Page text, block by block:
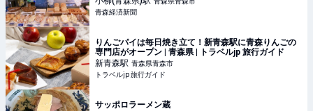
青森経済新聞
りんごパイは毎日焼き立て！新青森駅に青森りんごの
専門店がオープン | 青森県 | トラベルjp 旅行ガイド
新青森駅 青森県青森市
トラベルjp 旅行ガイド
サッポロラーメン蔵